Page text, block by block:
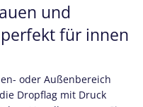
und
für innen
oder Außenbereich
Dropflag mit Druck